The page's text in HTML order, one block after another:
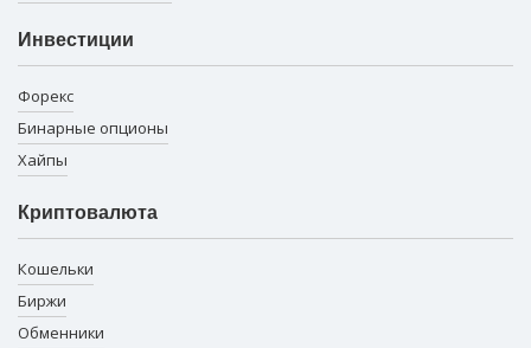
Инвестиции
Форекс
Бинарные опционы
Хайпы
Криптовалюта
Кошельки
Биржи
Обменники